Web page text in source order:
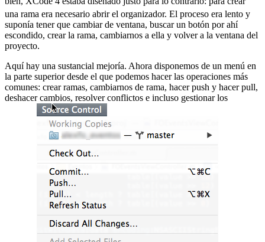
una rama era necesario abrir el organizador. El proceso era lento y
suponía tener que cambiar de ventana, buscar un botón por ahí
escondido, crear la rama, cambiarnos a ella y volver a la ventana del
proyecto.
Aquí hay una sustancial mejoría. Ahora disponemos de un menú en
la parte superior desde el que podemos hacer las operaciones más
comunes: crear ramas, cambiarnos de rama, hacer push y hacer pull,
deshacer cambios, resolver conflictos e incluso gestionar los